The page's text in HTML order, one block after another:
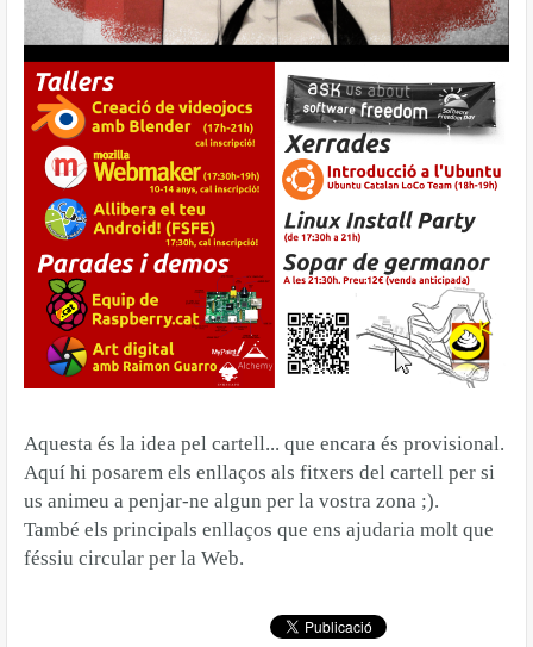
Aquesta és la idea pel cartell... que encara és provisional.
Aquí hi posarem els enllaços als fitxers del cartell per si
us animeu a penjar-ne algun per la vostra zona ;).
També els principals enllaços que ens ajudaria molt que
féssiu circular per la Web.